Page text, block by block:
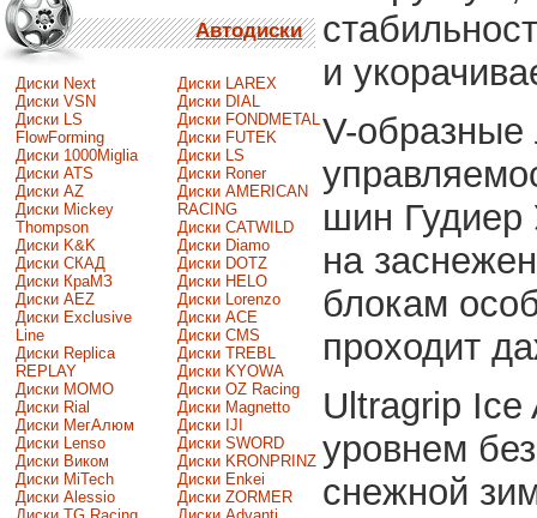
Автодиски
Диски Next
Диски VSN
Диски LS
FlowForming
Диски 1000Miglia
Диски ATS
Диски AZ
Диски Mickey
Thompson
Диски K&K
Диски СКАД
Диски КраМЗ
Диски AEZ
Диски Exclusive
Line
Диски Replica
REPLAY
Диски MOMO
Диски Rial
Диски МегАлюм
Диски Lenso
Диски Виком
Диски MiTech
Диски Alessio
Диски LAREX
Диски DIAL
Диски FONDMETAL
Диски FUTEK
Диски LS
Диски Roner
Диски AMERICAN
RACING
Диски CATWILD
Диски Diamo
Диски DOTZ
Диски HELO
Диски Lorenzo
Диски ACE
Диски CMS
Диски TREBL
Диски KYOWA
Диски OZ Racing
Диски Magnetto
Диски IJI
Диски SWORD
Диски KRONPRINZ
Диски Enkei
Диски ZORMER
и
V-
шин Гудиер
на
блокам
проходит
Ultragrip Ice
уровнем
снежной